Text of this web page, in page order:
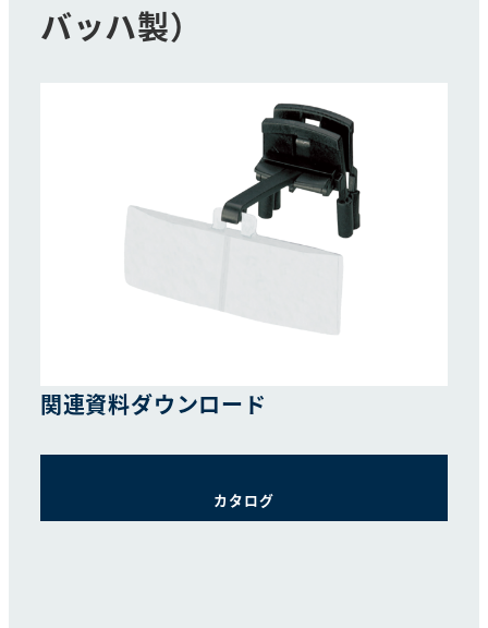
バッハ製）
関連資料ダウンロード
カタログ